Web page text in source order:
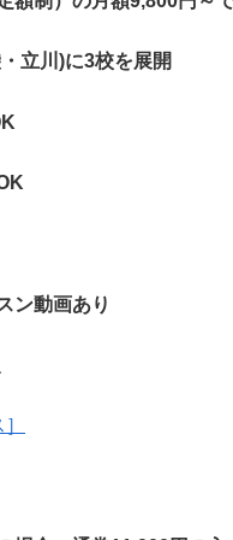
立川)に3校を展開
ン動画あり